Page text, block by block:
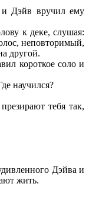
и Дэйв вручил ему
к деке, слушая:
неповторимый,
другой.
короткое соло и
научился?
тебя так,
Дэйва и
жить.